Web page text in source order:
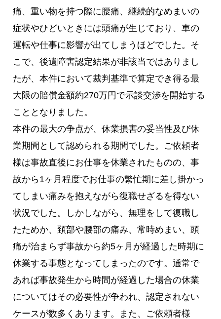
痛、重い物を持つ際に腰痛、継続的なめまいの
症状やひどいときには頭痛が生じており、車の
運転や仕事に影響が出てしまうほどでした。そ
こで、後遺障害認定結果が非該当ではありまし
たが、本件において裁判基準で算定でき得る最
大限の賠償金額約270万円で示談交渉を開始する
こととなりました。
本件の最大の争点が、休業損害の妥当性及び休
業期間として認められる期間でした。ご依頼者
様は事故直後にお仕事を休業されたものの、事
故から1ヶ月程度でお仕事の繁忙期に差し掛かっ
てしまい痛みを抱えながら復職せざるを得ない
状況でした。しかしながら、無理をして復職し
たためか、頚部や腰部の痛み、常時めまい、頭
痛が治まらず事故から約5ヶ月が経過した時期に
休業する事態となってしまったのです。通常で
あれば事故発生から時間が経過した場合の休業
についてはその必要性が争われ、認定されない
ケースが数多くあります。また、ご依頼者様